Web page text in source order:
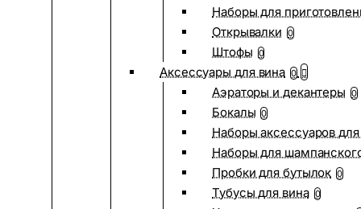
Наборы для
Открывалки 0
Штофы 0
Аксессуары для вина 0
Аэраторы и декантеры 0
Бокалы 0
Наборы аксессуаров
Наборы для
Пробки для бутылок 0
Тубусы для вина 0